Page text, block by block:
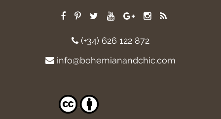
(+34) 626 122 872
info@bohemianandchic.com